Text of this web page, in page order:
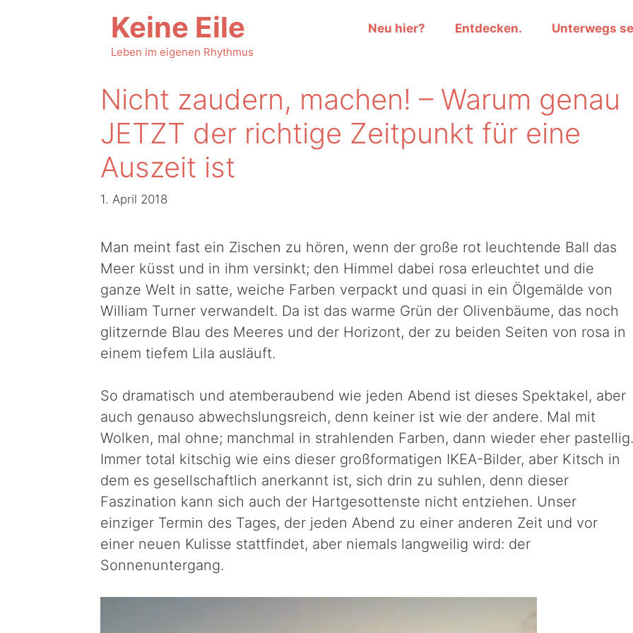
Keine Eile
Leben im eigenen Rhythmus
Neu hier? Entdecken. Unterwegs
Nicht zaudern, machen! – Warum genau
JETZT der richtige Zeitpunkt für eine
Auszeit ist
1. April 2018
Man meint fast ein Zischen zu hören, wenn der große rot leuchtende Ball das
Meer küsst und in ihm versinkt; den Himmel dabei rosa erleuchtet und die
ganze Welt in satte, weiche Farben verpackt und quasi in ein Ölgemälde von
William Turner verwandelt. Da ist das warme Grün der Olivenbäume, das noch
glitzernde Blau des Meeres und der Horizont, der zu beiden Seiten von rosa in
einem tiefem Lila ausläuft.
So dramatisch und atemberaubend wie jeden Abend ist dieses Spektakel, aber
auch genauso abwechslungsreich, denn keiner ist wie der andere. Mal mit
Wolken, mal ohne; manchmal in strahlenden Farben, dann wieder eher pastellig.
Immer total kitschig wie eins dieser großformatigen IKEA-Bilder, aber Kitsch in
dem es gesellschaftlich anerkannt ist, sich drin zu suhlen, denn dieser
Faszination kann sich auch der Hartgesottenste nicht entziehen. Unser
einziger Termin des Tages, der jeden Abend zu einer anderen Zeit und vor
einer neuen Kulisse stattfindet, aber niemals langweilig wird: der
Sonnenuntergang.